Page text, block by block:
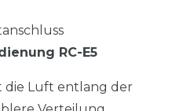
RC-E5
die Luft entlang der